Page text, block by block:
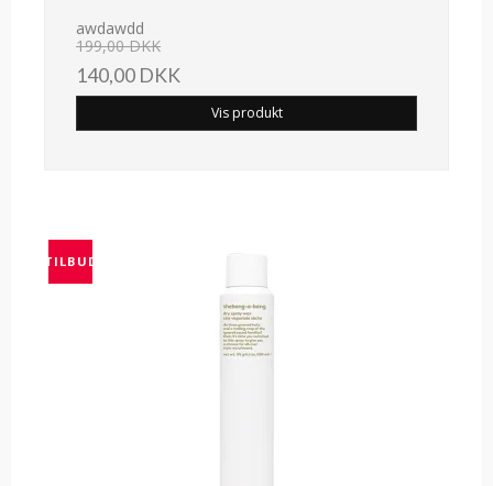
awdawdd
199,00 DKK
140,00 DKK
Vis produkt
TILBUD